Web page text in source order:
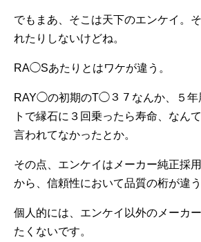
でもまあ、そこは天下のエンケイ。
れたりしないけどね。
RA◯Sあたりとはワケが違う。
RAY◯の初期のT◯３７なんか、５年
トで縁石に３回乗ったら寿命、なん
言われてなかったとか。
その点、エンケイはメーカー純正採
から、信頼性において品質の桁が違う
個人的には、エンケイ以外のメーカ
たくないです。